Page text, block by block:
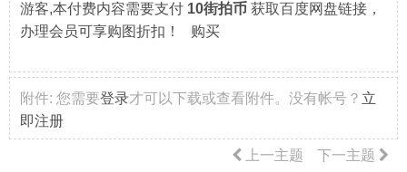
游客,本付费内容需要支付 10街拍币 获取百度网盘链接，
办理会员可享购图折扣！ 购买
附件: 您需要登录才可以下载或查看附件。没有帐号？ 立
即注册
下一主题
上一主题